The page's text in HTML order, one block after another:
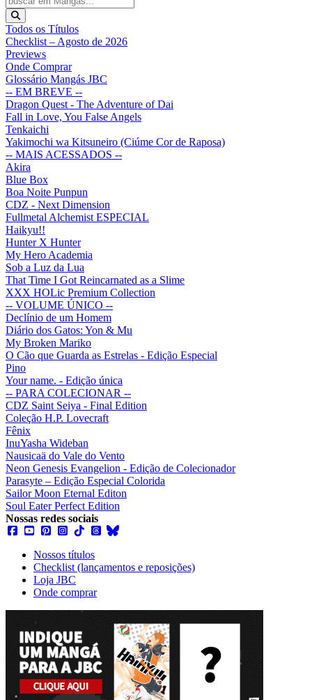
Todos os Títulos
Checklist – Agosto de 2026
Previews
Onde Comprar
Glossário Mangás JBC
-- EM BREVE --
Dragon Quest - The Adventure of Dai
Fall in Love, You False Angels
Tenkaichi
Yakimochi wa Kitsuneiro (Ciúme Cor de Raposa)
-- MAIS ACESSADOS --
Akira
Blue Box
Boa Noite Punpun
CDZ - Next Dimension
Fullmetal Alchemist ESPECIAL
Haikyu!!
Hunter X Hunter
My Hero Academia
Sob a Luz da Lua
That Time I Got Reincarnated as a Slime
XXX HOLic Premium Collection
-- VOLUME ÚNICO --
Declínio de um Homem
Diário dos Gatos: Yon & Mu
My Broken Mariko
O Cão que Guarda as Estrelas - Edição Especial
Pino
Your name. - Edição única
-- PARA COLECIONAR --
CDZ Saint Seiya - Final Edition
Coleção H.P. Lovecraft
Fênix
InuYasha Wideban
Nausicaä do Vale do Vento
Neon Genesis Evangelion - Edição de Colecionador
Parasyte – Edição Especial Colorida
Sailor Moon Eternal Editon
Soul Eater Perfect Edition
Nossas redes sociais
Nossos títulos
Checklist (lançamentos e reposições)
Loja JBC
Onde comprar